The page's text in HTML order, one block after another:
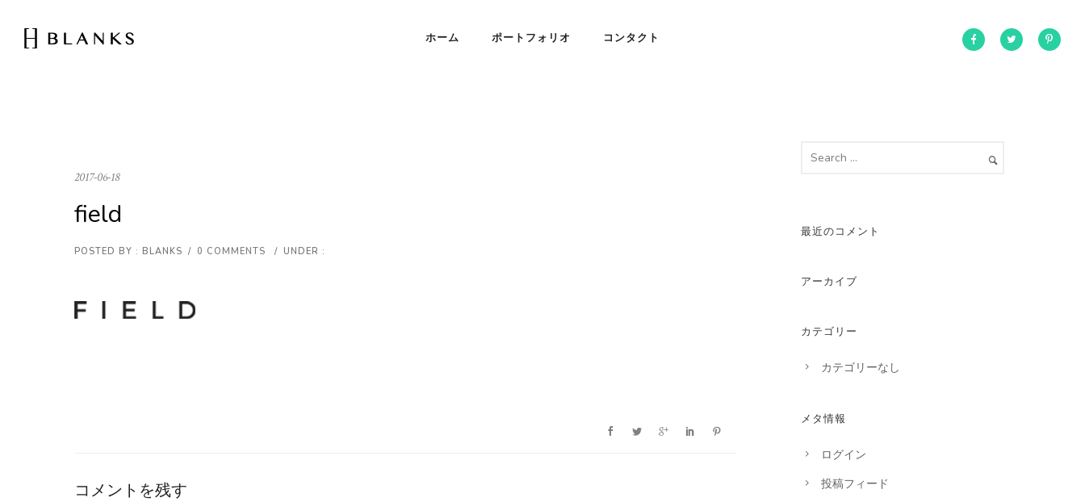
ホーム ポートフォリオ コンタクト
2017-06-18
field
POSTED BY : BLANKS / 0 COMMENTS / UNDER :
コメントを残す
最近のコメント
アーカイブ
カテゴリー
カテゴリーなし
メタ情報
ログイン
投稿フィード